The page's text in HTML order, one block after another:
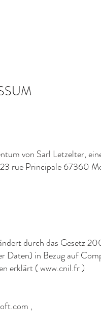
von Sarl Letzelter,
rue Principale 67360
durch das Gesetz
Daten) in Bezug auf
erklärt (www.cnil.fr)
,